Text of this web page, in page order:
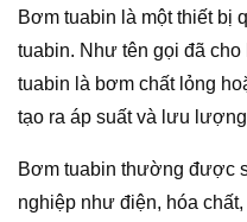
Bơm tuabin là một thiết bị
tuabin. Như tên gọi đã
tuabin là bơm chất lỏng
tạo ra áp suất và lưu
Bơm tuabin thường được
nghiệp như điện, hóa